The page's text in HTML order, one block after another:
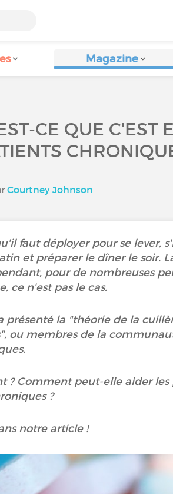
Magazine
CE QUE C'EST
Courtney Johnson
faut déployer pour se lever,
et préparer le dîner le soir.
pour de nombreuses
ce n'est pas le cas.
présenté la "théorie de la
ou membres de la
? Comment peut-elle aider
?
notre article !